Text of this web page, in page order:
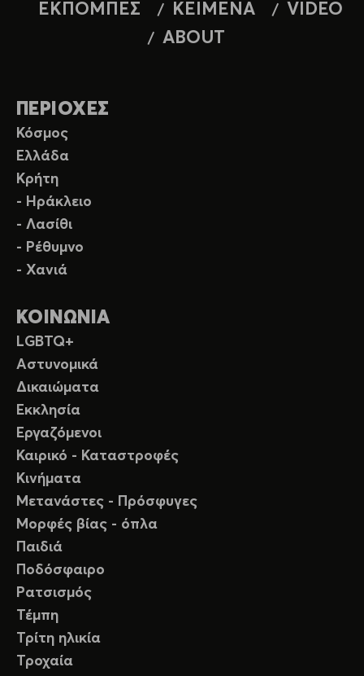
ΕΚΠΟΜΠΕΣ ΚΕΙΜΕΝΑ
VIDEO
ABOUT
ΠΕΡΙΟΧΕΣ
Κόσμος
Ελλάδα
Κρήτη
- Ηράκλειο
- Λασίθι
- Ρέθυμνο
- Χανιά
ΚΟΙΝΩΝΙΑ
LGBTQ+
Αστυνομικά
Δικαιώματα
Εκκλησία
Εργαζόμενοι
Καιρικό - Καταστροφές
Κινήματα
Μετανάστες - Πρόσφυγες
Μορφές βίας - όπλα
Παιδιά
Ποδόσφαιρο
Ρατσισμός
Τέμπη
Τρίτη ηλικία
Τροχαία